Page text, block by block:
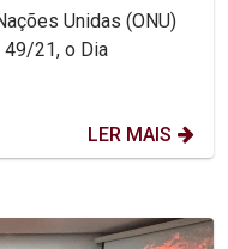
Unidas (ONU)
49/21, o Dia
LER MAIS